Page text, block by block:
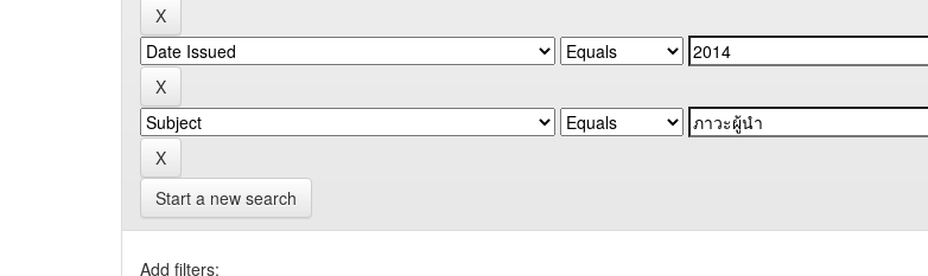
Start a new search
Add filters: